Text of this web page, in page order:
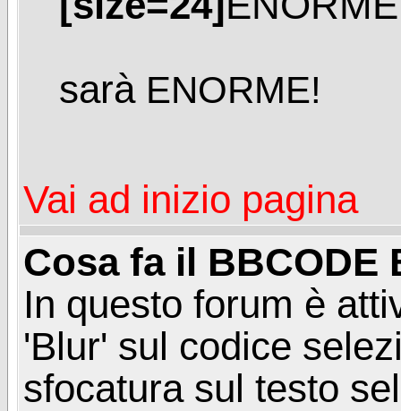
sarà ENORME!
Vai ad inizio pagina
Cosa fa il BBCODE
In questo forum è
'Blur' sul codice
sfocatura sul testo